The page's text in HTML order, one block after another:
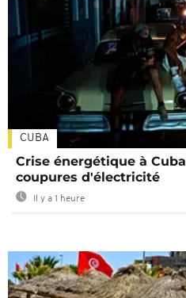
CUBA
Crise énergétique à
coupures d'électricité
Il y a 1 heure